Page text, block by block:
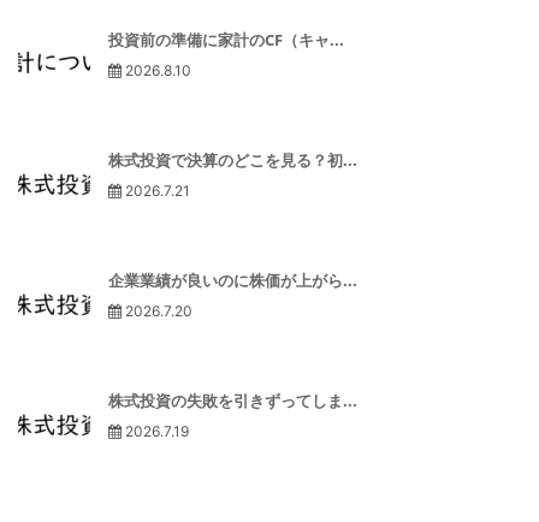
投資前の準備に家計のCF（キャ...
2026.8.10
株式投資で決算のどこを見る？初...
2026.7.21
企業業績が良いのに株価が上がら...
2026.7.20
株式投資の失敗を引きずってしま...
2026.7.19